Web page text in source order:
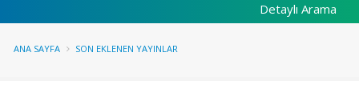
Detaylı Arama
ANA SAYFA SON EKLENEN YAYINLAR